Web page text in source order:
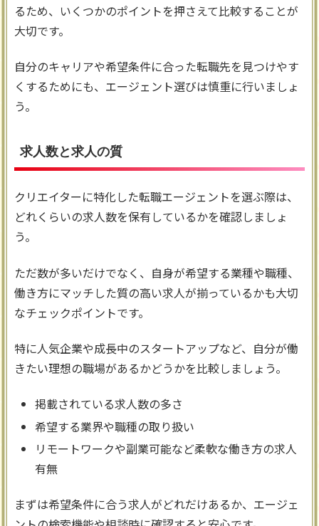
るため、いくつかのポイントを押さえて比較することが
大切です。
自分のキャリアや希望条件に合った転職先を見つけやす
くするためにも、エージェント選びは慎重に行いましょ
う。
求人数と求人の質
クリエイターに特化した転職エージェントを選ぶ際は、
どれくらいの求人数を保有しているかを確認しましょ
う。
ただ数が多いだけでなく、自身が希望する業種や職種、
働き方にマッチした質の高い求人が揃っているかも大切
なチェックポイントです。
特に人気企業や成長中のスタートアップなど、自分が働
きたい理想の職場があるかどうかを比較しましょう。
掲載されている求人数の多さ
希望する業界や職種の取り扱い
リモートワークや副業可能など柔軟な働き方の求人
有無
まずは希望条件に合う求人がどれだけあるか、エージェ